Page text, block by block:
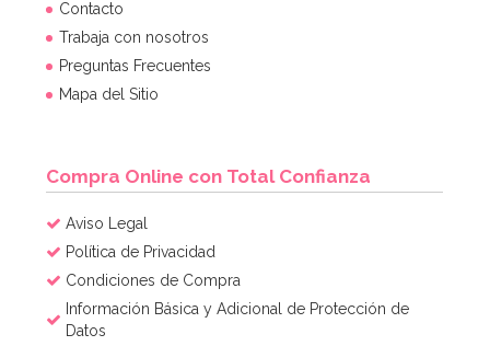
Molde para Chocolate Calabazas 7 cm 2 ud
3,95€
AÑADIR
Contacto
Trabaja con nosotros
Preguntas Frecuentes
Mapa del Sitio
Compra Online con Total Confianza
Aviso Legal
Política de Privacidad
Condiciones de Compra
Información Básica y Adicional de Protección de
Datos